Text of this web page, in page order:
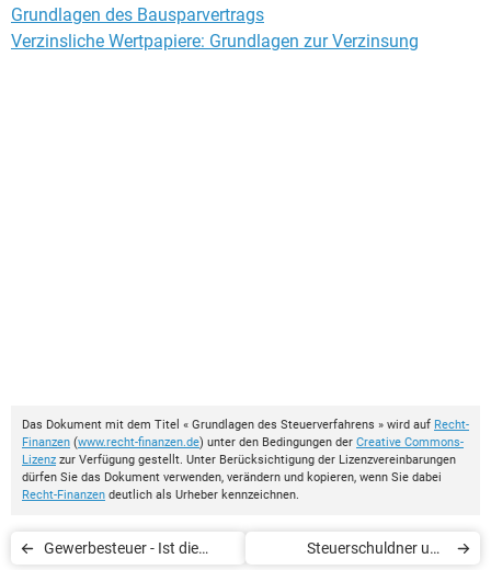
Grundlagen des Bausparvertrags
Verzinsliche Wertpapiere: Grundlagen zur Verzinsung
Das Dokument mit dem Titel « Grundlagen des Steuerverfahrens » wird auf Recht-
Finanzen (www.recht-finanzen.de) unter den Bedingungen der Creative Commons-
Lizenz zur Verfügung gestellt. Unter Berücksichtigung der Lizenzvereinbarungen
dürfen Sie das Dokument verwenden, verändern und kopieren, wenn Sie dabei
Recht-Finanzen deutlich als Urheber kennzeichnen.
Gewerbesteuer - Ist die
Steuerschuldner und